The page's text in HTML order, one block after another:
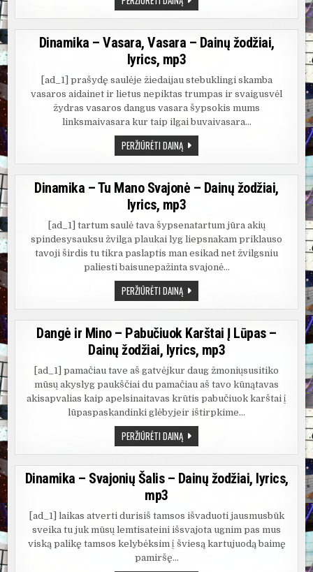
–
ŠOKIS
DAINŲ
ŽODŽIAI,
LYRICS,
Dinamika – Vasara, Vasara – Dainų žodžiai,
lyrics, mp3
[ad_1] prašydę saulėje žiedaijau stebuklingi skamba
vasaros aidainet ir lietus nepiktas trumpas ir svaigusvėl
žydras vasaros dangus vasara šypsokis mums
linksmaivasara kur taip ilgai buvaivasara…
PERŽIŪRĖTI DAINĄDINAMIKA
–
VASARA,
–
DAINŲ
ŽODŽIAI,
LYRICS,
Dinamika – Tu Mano Svajonė – Dainų žodžiai,
lyrics, mp3
[ad_1] tartum saulė tava šypsenatartum jūra akių
spindesysauksu žvilga plaukai lyg liepsnakam priklauso
tavoji širdis tu tikra paslaptis man esikad net žvilgsniu
paliesti baisunepažinta svajonė…
PERŽIŪRĖTI DAINĄDINAMIKA
–
TU
SVAJONĖ
–
DAINŲ
ŽODŽIAI,
LYRICS,
MP3
Dangė ir Mino – Pabučiuok Karštai Į Lūpas –
Dainų žodžiai, lyrics, mp3
[ad_1] pamačiau tave aš gatvėjkur daug žmoniųsusitiko
mūsų akyslyg paukščiai du pamačiau aš tavo kūnątavas
akisapvalias kaip apelsinaitavas krūtis pabučiuok karštai į
lūpaspaskandinki glėbyjeir ištirpkime…
PERŽIŪRĖTI DAINĄDANGĖ
IR
MINO
PABUČIUOK
KARŠTAI
DAINŲ
ŽODŽIAI,
LYRICS,
MP3
Dinamika – Svajonių Šalis – Dainų žodžiai, lyrics,
mp3
[ad_1] laikas atverti durisiš tamsos išvaduoti jausmusbūk
sveika tu juk mūsų lemtisateini išsvajota ugnim pas mus
viską palikę tamsos kelybėksim į šviesą kartujuodą baimę
pamiršę…